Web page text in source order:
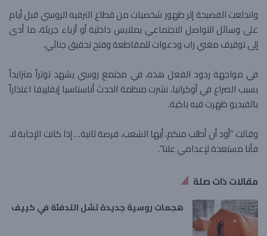
واندلعت الفضيحة إثر ظهور شخصيات من قطاع الترفيه الروسي قبل أيام
على وسائل التواصل الاجتماعي بملابس داخلية أو أزياء جريئة، ما أدى
إلى توقيف مغني راب ودعوات للمقاطعة وفتح تحقيق جنائي.
في مواجهة ردود الفعل هذه، في مجتمع روسي يشهد توتراً متزايداً
بسبب الصراع في أوكرانيا، نشرت منظمة الحدث أناستاسيا إيفلييفا اعتذاراً
بالفيديو ظهرت فيه باكية.
وقالت “أود أن أطلب منكم، أيها الشعب، فرصة ثانية… إذا كانت الإجابة لا،
فأنا مستعدة لإعدامي علنا”.
مقالات ذات صلة
هجمات روسية جديدة تشل التدفئة في كييف